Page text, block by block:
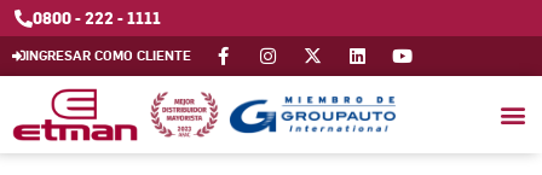
0800 - 222 - 1111
INGRESAR COMO CLIENTE